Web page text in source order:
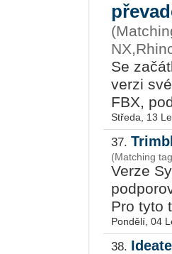
Se
verzi
FBX,
Středa, 13
37.
(Matching
Verze
Pro tyto
Pondělí, 04
38.